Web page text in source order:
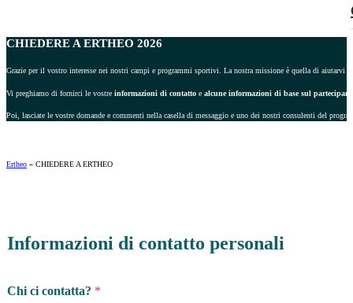
CHIEDERE A ERTHEO 2026
Grazie per il vostro interesse nei nostri campi e programmi sportivi. La nostra missione è quella di
Vi preghiamo di fornirci le vostre informazioni di contatto e alcune informazioni di base sul
Poi, lasciate le vostre domande e commenti nella casella di messaggio e uno dei nostri consulenti del
Ertheo » CHIEDERE A ERTHEO
Informazioni di contatto personali
Chi ci contatta? *